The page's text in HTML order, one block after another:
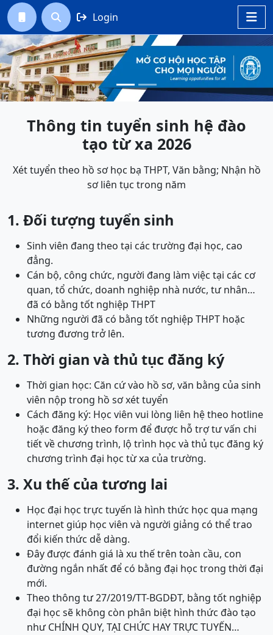

  Login
Previous Next
Thông tin tuyển sinh hệ đào
tạo từ xa 2026
Xét tuyển theo hồ sơ học bạ THPT, Văn bằng; Nhận hồ
sơ liên tục trong năm
1. Đối tượng tuyển sinh
Sinh viên đang theo tại các trường đại học, cao
đẳng.
Cán bộ, công chức, người đang làm việc tại các cơ
quan, tổ chức, doanh nghiệp nhà nước, tư nhân…
đã có bằng tốt nghiệp THPT
Những người đã có bằng tốt nghiệp THPT hoặc
tương đương trở lên.
2. Thời gian và thủ tục đăng ký
Thời gian học: Căn cứ vào hồ sơ, văn bằng của sinh
viên nộp trong hồ sơ xét tuyển
Cách đăng ký: Học viên vui lòng liên hệ theo hotline
hoặc đăng ký theo form để được hỗ trợ tư vấn chi
tiết về chương trình, lộ trình học và thủ tục đăng ký
chương trình đại học từ xa của trường.
3. Xu thế của tương lai
Học đại học trực tuyến là hình thức học qua mạng
internet giúp học viên và người giảng có thể trao
đổi kiến thức dễ dàng.
Đây được đánh giá là xu thế trên toàn cầu, con
đường ngắn nhất để có bằng đại học trong thời đại
mới.
Theo thông tư 27/2019/TT-BGDĐT, bằng tốt nghiệp
đại học sẽ không còn phân biệt hình thức đào tạo
như CHÍNH QUY, TẠI CHỨC HAY TRỰC TUYẾN…